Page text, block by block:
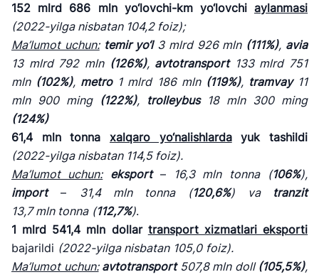
152 mlrd 686 mlnyo‘lovchi-km yo‘lovchi aylanmasi
(2022-yilganisbatan 104,2 foiz);
Ma’lumot uchun: temir yo‘l3 mlrd 926 mln(111%), avia
13 mlrd 792 mln(126%), avtotransport133 mlrd 751
mln (102%), metro 1 mlrd 186 mln (119%),tramvay11
mln 900 ming (122%), trolleybus18 mln 300 ming
(124%)
61,4 mlntonnaxalqaro yo‘nalishlarda
yuk tashildi
(2022-yilganisbatan 114,5 foiz).
Ma’lumot uchun: eksport– 16,3 mln tonna (106%),
import– 31,4 mln tonna (120,6%) va tranzit
13,7 mln tonna (112,7%).
1 mlrd 541,4 mln dollar transport xizmatlari eksporti
bajarildi (2022-yilganisbatan 105,0 foiz).
Ma’lumot uchun: avtotransport507,8 mln doll (105,5%),